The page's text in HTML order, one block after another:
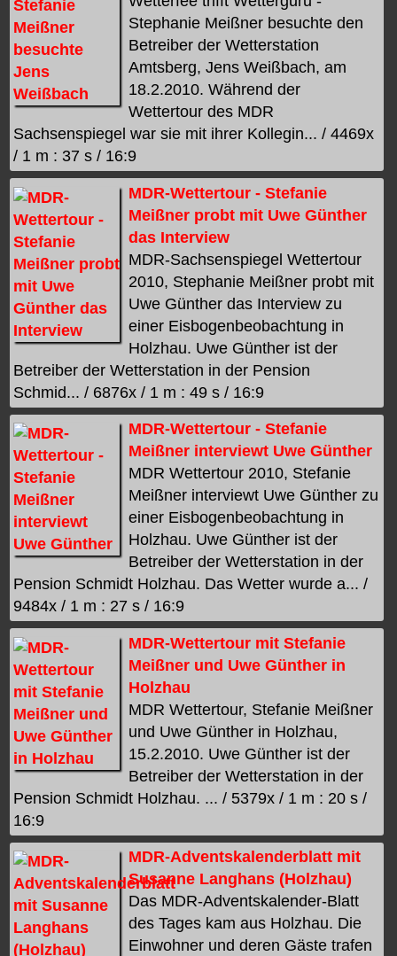
Stephanie Meißner besuchte den
Betreiber der Wetterstation
Amtsberg, Jens Weißbach, am
18.2.2010. Während der
Wettertour des MDR
Sachsenspiegel war sie mit ihrer Kollegin... / 4469x
/ 1 m : 37 s / 16:9
MDR-Wettertour - Stefanie
Meißner probt mit Uwe Günther
das Interview
MDR-Sachsenspiegel Wettertour
2010, Stephanie Meißner probt mit
Uwe Günther das Interview zu
einer Eisbogenbeobachtung in
Holzhau. Uwe Günther ist der
Betreiber der Wetterstation in der Pension
Schmid... / 6876x / 1 m : 49 s / 16:9
MDR-Wettertour - Stefanie
Meißner interviewt Uwe Günther
MDR Wettertour 2010, Stefanie
Meißner interviewt Uwe Günther zu
einer Eisbogenbeobachtung in
Holzhau. Uwe Günther ist der
Betreiber der Wetterstation in der
Pension Schmidt Holzhau. Das Wetter wurde a... /
9484x / 1 m : 27 s / 16:9
MDR-Wettertour mit Stefanie
Meißner und Uwe Günther in
Holzhau
MDR Wettertour, Stefanie Meißner
und Uwe Günther in Holzhau,
15.2.2010. Uwe Günther ist der
Betreiber der Wetterstation in der
Pension Schmidt Holzhau. ... / 5379x / 1 m : 20 s /
16:9
MDR-Adventskalenderblatt mit
Susanne Langhans (Holzhau)
Das MDR-Adventskalender-Blatt
des Tages kam aus Holzhau. Die
Einwohner und deren Gäste trafen